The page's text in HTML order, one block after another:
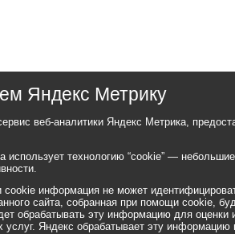
Яндекс Метрику
веб-аналитики Яндекс Метрика,
использует технологию “cookie” —
информация не может
сайта, собранная при помощи cookie,
обрабатывать эту информацию для оценки
услуг. Яндекс обрабатывает эту